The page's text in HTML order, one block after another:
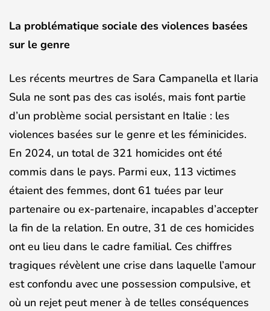
La problématique sociale des violences basées
sur le genre
Les récents meurtres de Sara Campanella et Ilaria
Sula ne sont pas des cas isolés, mais font partie
d’un problème social persistant en Italie : les
violences basées sur le genre et les féminicides.
En 2024, un total de 321 homicides ont été
commis dans le pays. Parmi eux, 113 victimes
étaient des femmes, dont 61 tuées par leur
partenaire ou ex-partenaire, incapables d’accepter
la fin de la relation. En outre, 31 de ces homicides
ont eu lieu dans le cadre familial. Ces chiffres
tragiques révèlent une crise dans laquelle l’amour
est confondu avec une possession compulsive, et
où un rejet peut mener à de telles conséquences